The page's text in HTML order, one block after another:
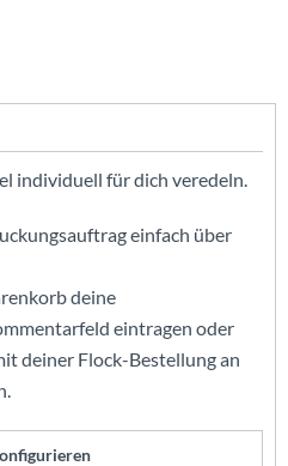
individuell für dich veredeln.
einfach über
deine
eintragen oder
deiner Flock-Bestellung an